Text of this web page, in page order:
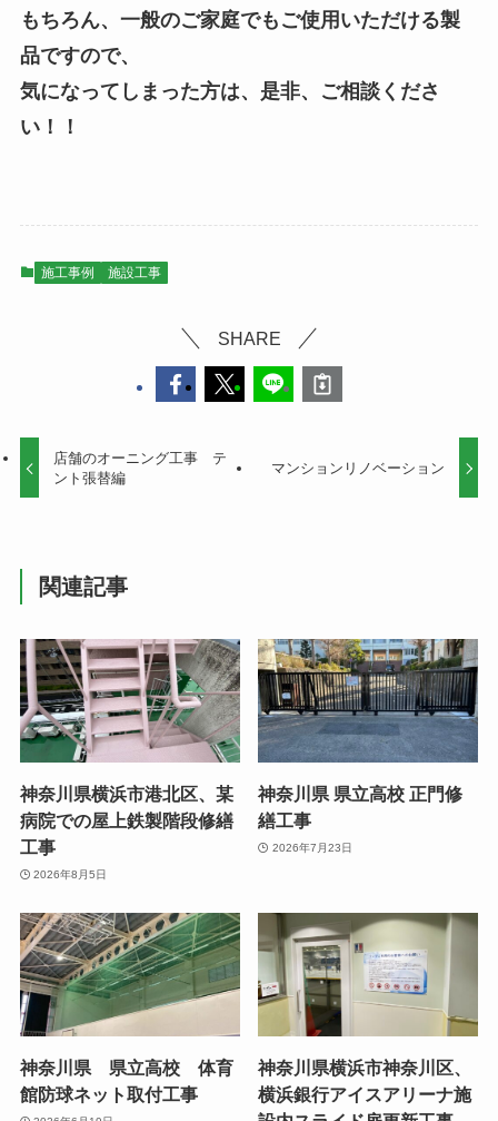
もちろん、一般のご家庭でもご使用いただける製
品ですので、
気になってしまった方は、是非、ご相談くださ
い！！
施工事例 施設工事
SHARE
店舗のオーニング工事 テ
ント張替編
マンションリノベーション
関連記事
神奈川県横浜市港北区、某
病院での屋上鉄製階段修繕
工事
2026年8月5日
神奈川県 県立高校 正門修
繕工事
2026年7月23日
神奈川県 県立高校 体育
館防球ネット取付工事
神奈川県横浜市神奈川区、
横浜銀行アイスアリーナ施